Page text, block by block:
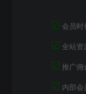
☑ 会员时
☑ 全站资
☑ 推广佣
☑ 内部会